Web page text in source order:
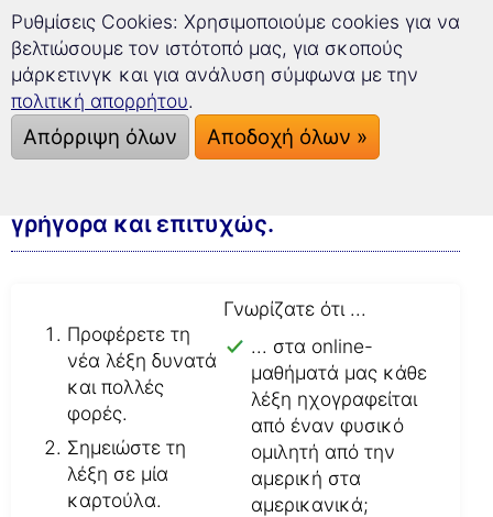
Έτσι μαθαίνετε παράλληλα που μπορείτε να
χρησιμοποιήσετε αυτή τη λέξη.
Αυτό σας βοηθάει επίσης, αν δουλεύετε πάνω σε
μια μετάφραση στα αμερικανικά.
Οι 3 καλύτερες συμβουλές μας:
γρήγορα και επιτυχώς.
Προφέρετε τη
νέα λέξη δυνατά
και πολλές
φορές.
Σημειώστε τη
λέξη σε μία
καρτούλα.
Γνωρίζατε ότι ...
... στα online-
μαθήματά μας κάθε
λέξη ηχογραφείται
από έναν φυσικό
ομιλητή από την
αμερική στα
αμερικανικά;
Ρυθμίσεις Cookies: Χρησιμοποιούμε cookies για να
βελτιώσουμε τον ιστότοπό μας, για σκοπούς
μάρκετινγκ και για ανάλυση σύμφωνα με την
πολιτική απορρήτου.
Απόρριψη όλων Αποδοχή όλων »